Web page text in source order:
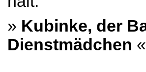
» Kubinke, der
Dienstmädchen «